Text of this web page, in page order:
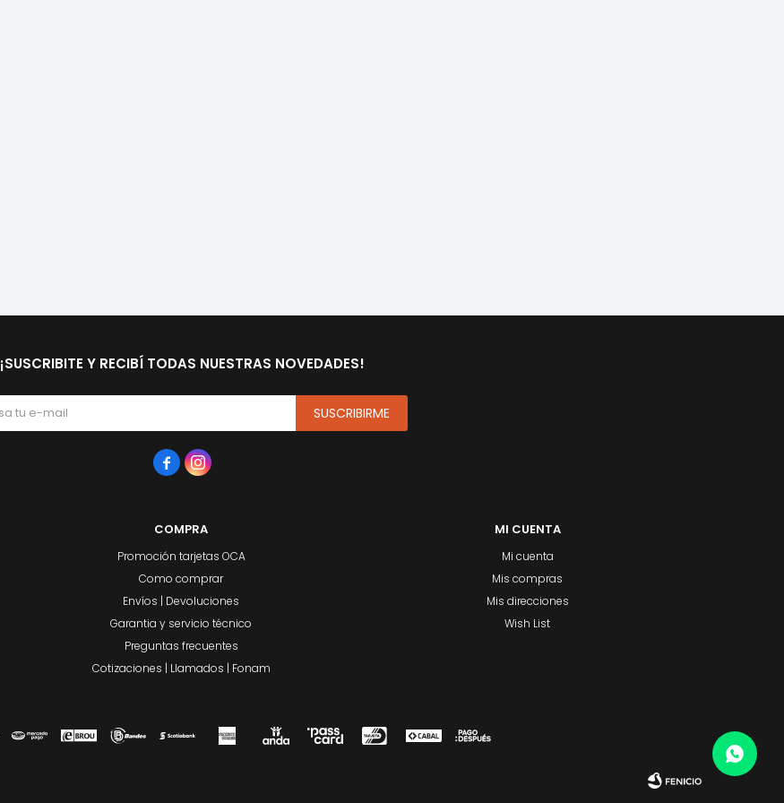
COMPRA
Promoción tarjetas OCA
Como comprar
Envíos | Devoluciones
Garantia y servicio técnico
Preguntas frecuentes
Cotizaciones | Llamados | Fonam
MI CUENTA
Mi cuenta
Mis compras
Mis direcciones
Wish List
¡SUSCRIBITE Y RECIBÍ TODAS NUESTRAS NOVEDADES!
SUSCRIBIRME
 